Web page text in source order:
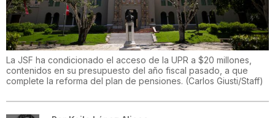
La JSF ha condicionado el acceso de la UPR a $20 millones,
contenidos en su presupuesto del año fiscal pasado, a que
complete la reforma del plan de pensiones. (Carlos Giusti/Staff)